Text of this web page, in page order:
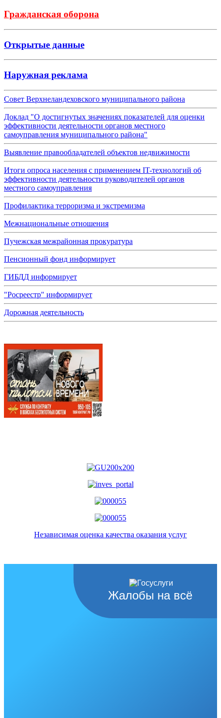
Гражданская оборона
Открытые данные
Наружная реклама
Совет Верхнеландеховского муниципального района
Доклад "О достигнутых значениях показателей для оценки
эффективности деятельности органов местного
самоуправления муниципального района"
Выявление правообладателей объектов недвижимости
Итоги опроса населения с применением IT-технологий об
эффективности деятельности руководителей органов
местного самоуправления
Профилактика терроризма и экстремизма
Межнациональные отношения
Пучежская межрайонная прокуратура
Пенсионный фонд информирует
ГИБДД информирует
"Росреестр" информирует
Дорожная деятельность
Независимая оценка качества оказания услуг
Жалобы на всё